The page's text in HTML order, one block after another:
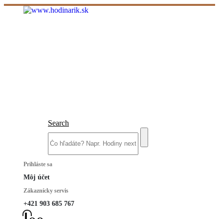
Search
Prihláste sa
Môj účet
Zákaznícky servis
+421 903 685 767